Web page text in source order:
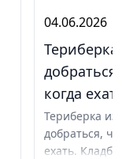
04.06.2026
когда
Териберка
добраться,
ехать.